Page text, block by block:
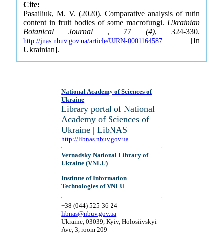
Cite:
Pasailiuk, M. V. (2020). Comparative analysis of rutin
content in fruit bodies of some macrofungi. Ukrainian
Botanical Journal , 77 (4), 324-330.
http://jnas.nbuv.gov.ua/article/UJRN-0001164587 [In
Ukrainian].
National Academy of Sciences of
Ukraine
Library portal of National
Academy of Sciences of
Ukraine | LibNAS
http://libnas.nbuv.gov.ua
Vernadsky National Library of
Ukraine (VNLU)
Institute of Information
Technologies of VNLU
+38 (044) 525-36-24
libnas@nbuv.gov.ua
Ukraine, 03039, Kyiv, Holosiivskyi
Ave, 3, room 209